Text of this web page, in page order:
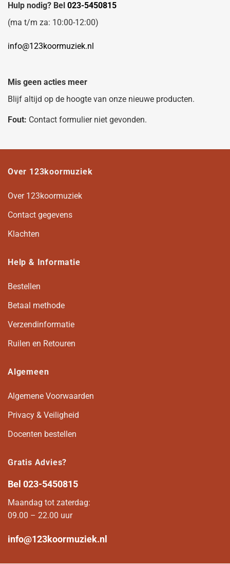
Hulp nodig? Bel 023-5450815
(ma t/m za: 10:00-12:00)
info@123koormuziek.nl
Mis geen acties meer
Blijf altijd op de hoogte van onze nieuwe producten.
Fout: Contact formulier niet gevonden.
Over 123koormuziek
Over 123koormuziek
Contact gegevens
Klachten
Help & Informatie
Bestellen
Betaal methode
Verzendinformatie
Ruilen en Retouren
Algemeen
Algemene Voorwaarden
Privacy & Veiligheid
Docenten bestellen
Gratis Advies?
Bel 023-5450815
Maandag tot zaterdag:
09.00 – 22.00 uur
info@123koormuziek.nl